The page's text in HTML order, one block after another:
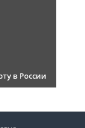
в России